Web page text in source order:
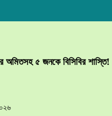
অমিতসহ ৫ জনকে বিসিবির শাস্তি!